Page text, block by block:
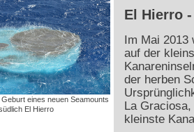
eines neuen Seamounts
El Hierro
El Hierro
Im Mai 2013
auf der
der herben
La
kleinste